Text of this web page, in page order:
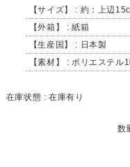
【サイズ】 : 約：上辺
【外箱】 : 紙箱
【生産国】 : 日本製
【素材】 : ポリエステル
在庫状態 : 在庫有り
数